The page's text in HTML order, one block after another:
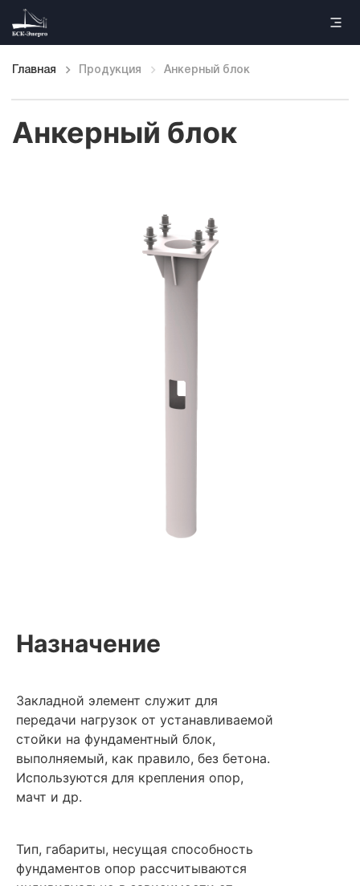
Главная
Продукция
Главная Продукция Анкерный блок
Анкерный блок
Назначение
Закладной элемент служит для
передачи нагрузок от устанавливаемой
стойки на фундаментный блок,
выполняемый, как правило, без бетона.
Используются для крепления опор,
мачт и др.
Тип, габариты, несущая способность
фундаментов опор рассчитываются